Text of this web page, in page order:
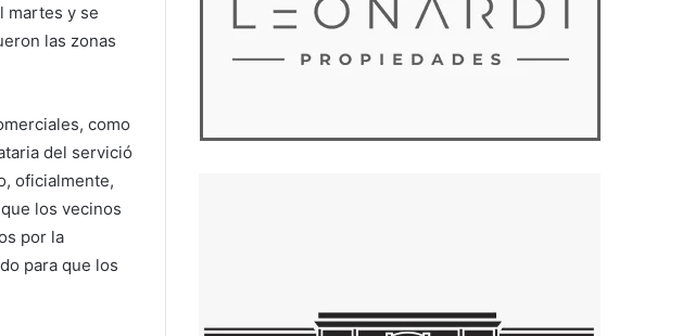
martes y se
las zonas
como
del servició
oficialmente,
los vecinos
por la
para que los